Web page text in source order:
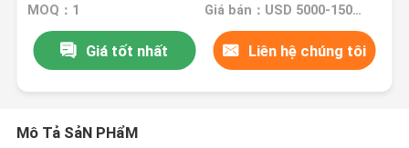
MOQ：1 Giá bán：USD 5000-15000 Set
Giá tốt nhất Liên hệ chúng tôi
Mô Tả SảN PHẩM